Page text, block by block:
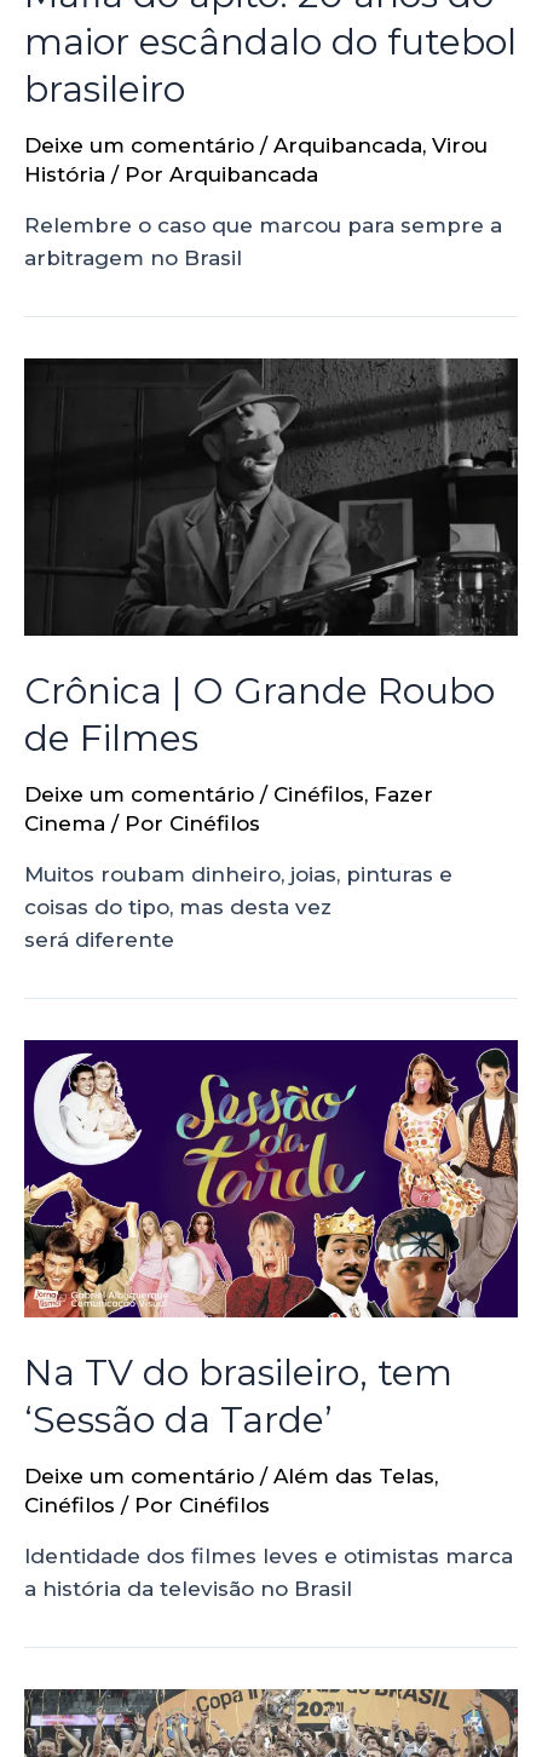
maior escândalo do futebol
brasileiro
Deixe um comentário / Arquibancada, Virou
História / Por Arquibancada
Relembre o caso que marcou para sempre a
arbitragem no Brasil
Crônica | O Grande Roubo
de Filmes
Deixe um comentário / Cinéfilos, Fazer
Cinema / Por Cinéfilos
Muitos roubam dinheiro, joias, pinturas e
coisas do tipo, mas desta vez
será diferente
Na TV do brasileiro, tem
‘Sessão da Tarde’
Deixe um comentário / Além das Telas,
Cinéfilos / Por Cinéfilos
Identidade dos filmes leves e otimistas marca
a história da televisão no Brasil